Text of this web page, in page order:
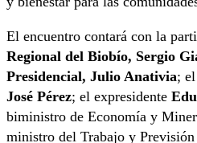
El encuentro contará con la
Regional del Biobío, Sergio
Presidencial, Julio Anativia; el
José Pérez; el expresidente
biministro de Economía y
ministro del Trabajo y